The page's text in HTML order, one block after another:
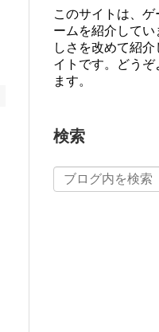
このサイトは、
ームを紹介して
しさを改めて紹
イトです。どう
ます。
検索